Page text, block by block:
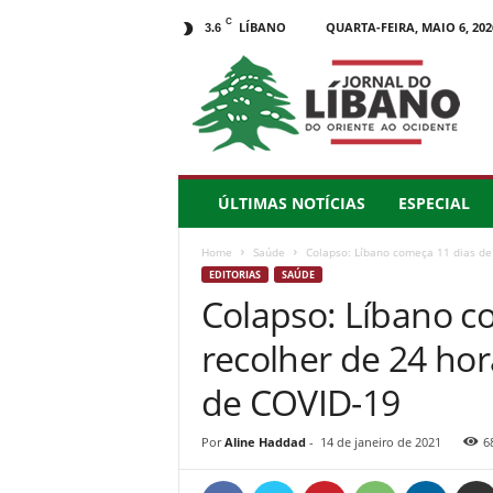
3.6 C LÍBANO QUARTA-FEIRA, MAIO 6,
r
ÚLTIMAS NOTÍCIAS ESPECIAL
Home Saúde Colapso: Líbano começa 11 dias
EDITORIAS SAÚDE
Colapso: Líbano
recolher de 24
de COVID-19
Por Aline Haddad- 14 de janeiro de 2021